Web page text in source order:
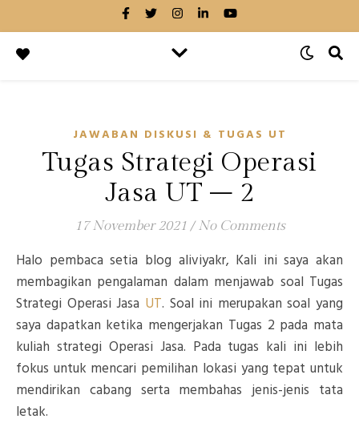
JAWABAN DISKUSI & TUGAS UT
Tugas Strategi Operasi
Jasa UT – 2
17 November 2021 / No Comments
Halo pembaca setia blog aliviyakr, Kali ini saya akan
membagikan pengalaman dalam menjawab soal Tugas
Strategi Operasi Jasa UT. Soal ini merupakan soal yang
saya dapatkan ketika mengerjakan Tugas 2 pada mata
kuliah strategi Operasi Jasa. Pada tugas kali ini lebih
fokus untuk mencari pemilihan lokasi yang tepat untuk
mendirikan cabang serta membahas jenis-jenis tata
letak.